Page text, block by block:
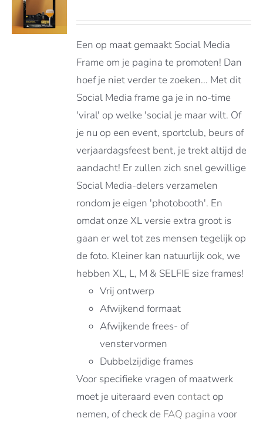
Een op maat gemaakt Social Media
Frame om je pagina te promoten! Dan
hoef je niet verder te zoeken... Met dit
Social Media frame ga je in no-time
'viral' op welke 'social je maar wilt. Of
je nu op een event, sportclub, beurs of
verjaardagsfeest bent, je trekt altijd de
aandacht! Er zullen zich snel gewillige
Social Media-delers verzamelen
rondom je eigen 'photobooth'. En
omdat onze XL versie extra groot is
gaan er wel tot zes mensen tegelijk op
de foto. Kleiner kan natuurlijk ook, we
hebben XL, L, M & SELFIE size frames!
Vrij ontwerp
Afwijkend formaat
Afwijkende frees- of
venstervormen
Dubbelzijdige frames
Voor specifieke vragen of maatwerk
moet je uiteraard even contactop
nemen, of check de FAQ pagina voor